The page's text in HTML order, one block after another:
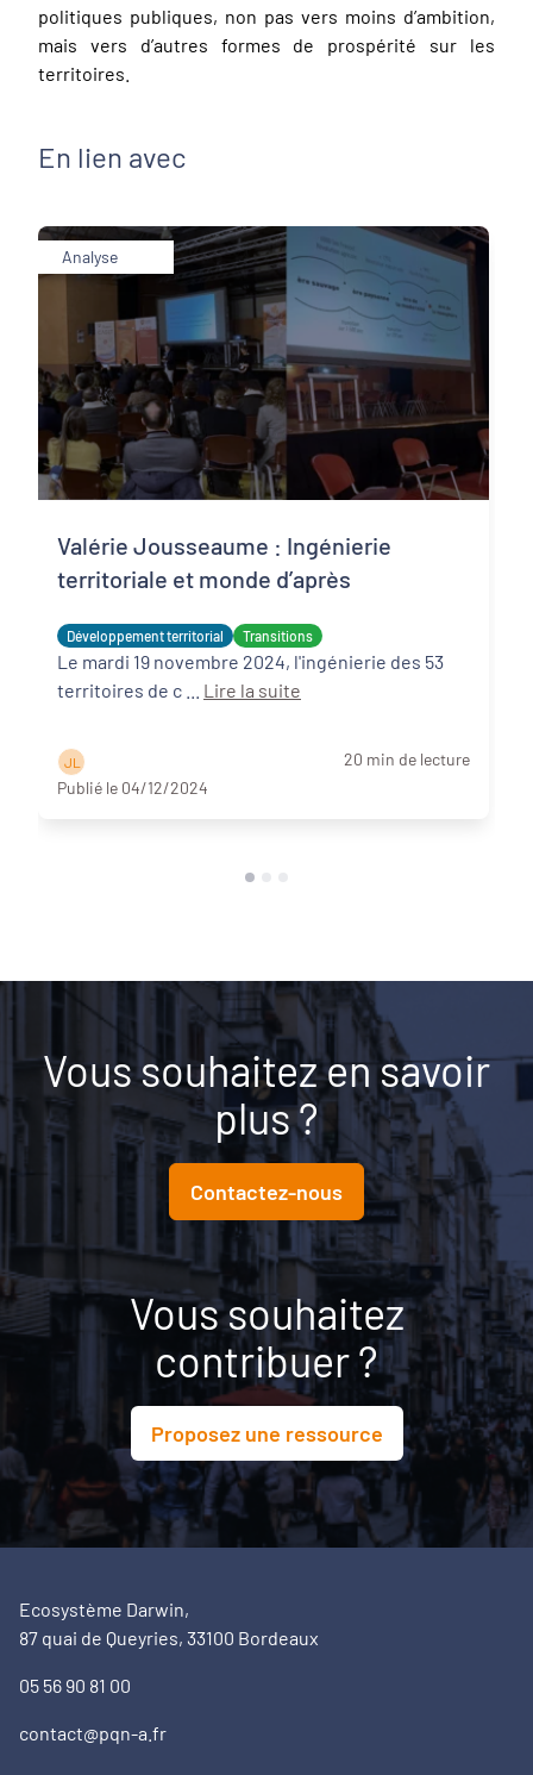
politiques publiques, non pas vers moins d’ambition,
mais vers d’autres formes de prospérité sur les
territoires.
En lien avec
Analyse
Développement territorial Transitions
Valérie Jousseaume : Ingénierie
territoriale et monde d’après
Le mardi 19 novembre 2024, l'ingénierie des 53
Lire la suite
J L
20 min de lecture
Publié le 04/12/2024
Vous souhaitez en savoir
plus ?
Contactez-nous
Vous souhaitez
contribuer ?
Proposez une ressource
Ecosystème Darwin,
87 quai de Queyries, 33100 Bordeaux
05 56 90 81 00
contact@pqn-a.fr